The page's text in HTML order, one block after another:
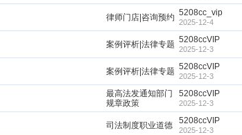
律师门店|咨询预约 5208cc_vip
2025-12-4
案例评析|法律专题 5208ccVIP
2025-12-3
案例评析|法律专题 5208ccVIP
2025-12-3
最高法发通知部门
规章政策
5208ccVIP
2025-12-3
司法制度职业道德 5208ccVIP
2025-12-3